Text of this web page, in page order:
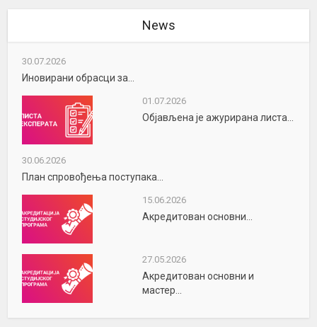
News
30.07.2026
Иновирани обрасци за...
01.07.2026
Објављена је ажурирана листа...
30.06.2026
План спровођења поступака...
15.06.2026
Акредитован основни...
27.05.2026
Акредитован основни и
мастер...